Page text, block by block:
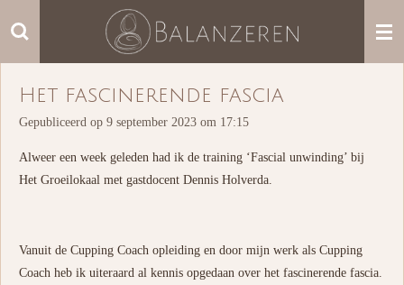
direct
naar
deHet fascinerende fascia
Gepubliceerd op 9 september 2023 om 17:15
Alweer een week geleden had ik de training ‘Fascial unwinding’ bij
Het Groeilokaal met gastdocent Dennis Holverda.
Vanuit de Cupping Coach opleiding en door mijn werk als Cupping
Coach heb ik uiteraard al kennis opgedaan over het fascinerende fascia.